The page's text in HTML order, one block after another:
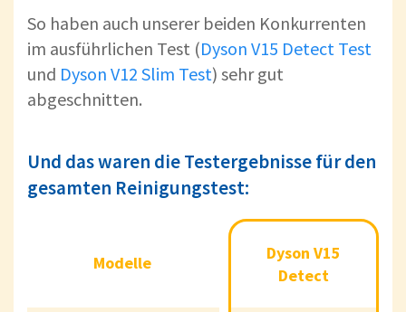
So haben auch unserer beiden Konkurrenten
im ausführlichen Test (Dyson V15 Detect Test
und Dyson V12 Slim Test) sehr gut
abgeschnitten.
Und das waren die Testergebnisse für den
gesamten Reinigungstest:
Modelle
Dyson
V15
Detect
Dyson
V12
Dyson V15
Detect
Modelle